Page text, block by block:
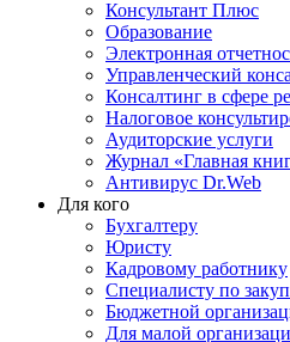
Консультант Плюс
Образование
Электронная
Управленческий
Консалтинг в сфере
Налоговое
Аудиторские услуги
Журнал «Главная
Антивирус Dr.Web
Для кого
Бухгалтеру
Юристу
Кадровому работнику
Специалисту по
Бюджетной
Для малой